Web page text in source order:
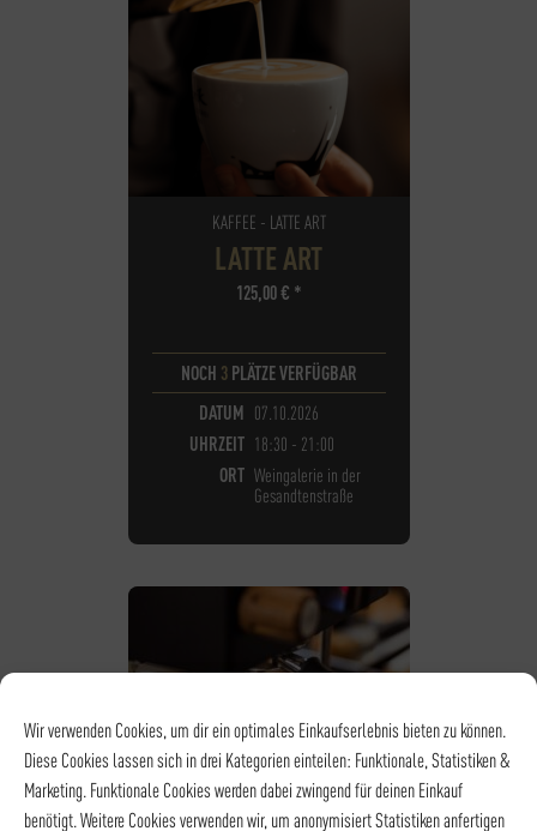
Wir verwenden Cookies, um dir ein optimales Einkaufserlebnis bieten zu können.
Diese Cookies lassen sich in drei Kategorien einteilen: Funktionale, Statistiken &
Marketing. Funktionale Cookies werden dabei zwingend für deinen Einkauf
benötigt. Weitere Cookies verwenden wir, um anonymisiert Statistiken anfertigen
KAFFEE - LATTE ART
LATTE ART
125,00€ *
NOCH 3PLÄTZE VERFÜGBAR
DATUM 07.10.2026
UHRZEIT 18:30 - 21:00
ORT Weingalerie in der
Gesandtenstraße